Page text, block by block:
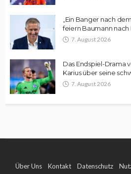
„Ein Banger nach
feiern Baumann nach
7. August 2026
Das Endspiel-Drama
Karius über seine
7. August 2026
Über Uns Kontakt Datenschutz